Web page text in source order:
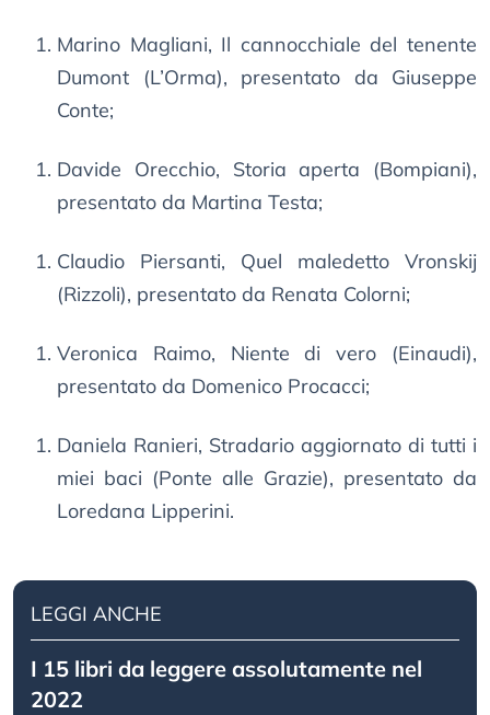
Marino Magliani, Il cannocchiale del tenente
Dumont (L’Orma), presentato da Giuseppe
Conte;
Davide Orecchio, Storia aperta (Bompiani),
presentato da Martina Testa;
Claudio Piersanti, Quel maledetto Vronskij
(Rizzoli), presentato da Renata Colorni;
Veronica Raimo, Niente di vero (Einaudi),
presentato da Domenico Procacci;
Daniela Ranieri, Stradario aggiornato di tutti i
miei baci (Ponte alle Grazie), presentato da
Loredana Lipperini.
LEGGI ANCHE
I 15 libri da leggere assolutamente nel
2022